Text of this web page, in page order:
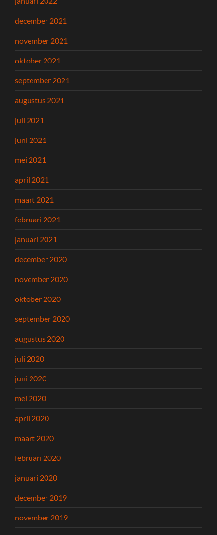
december 2021
november 2021
oktober 2021
september 2021
augustus 2021
juli 2021
juni 2021
mei 2021
april 2021
maart 2021
februari 2021
januari 2021
december 2020
november 2020
oktober 2020
september 2020
augustus 2020
juli 2020
juni 2020
mei 2020
april 2020
maart 2020
februari 2020
januari 2020
december 2019
november 2019